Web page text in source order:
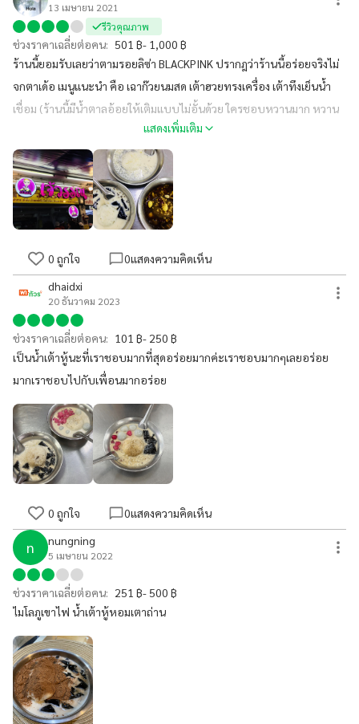
13 เมษายน 2021
รีวิวคุณภาพ
ช่วงราคาเฉลี่ยต่อคน: 501 ฿- 1,000 ฿
ร้านนี้ยอมรับเลยว่าตามรอยลิซ่า BLACKPINK ปรากฎว่าร้านนี้อร่อยจริงไม่
จกตาเด้อ เมนูแนะนำ คือ เฉาก๊วยนมสด เต้าฮวยทรงเครื่อง เต้าทึงเย็นน้ำ
เชื่อม (ร้านนี้มีน้ำตาลอ้อยให้เติมแบบไม่อั้นด้วย ใครชอบหวานมาก หวาน
น้อย หรือหว๊านหวานก็เติมได้ตามชอบ) และที่เด็ดที่สุดไปแล้วก็ต้องซื้อ
กลับบ้านคือ น้ำเต้าหู้เย็นแบบขวด คือดีมากก ทางร้านยังมีเมนูให้เลือกอีก
มากมาย ราคาร้านนี้อยู่ที่ประมาณ 12-150 บาท ร้านนี้มี Delivery ด้วยน๊าา
หากใครไม่อยากไปรอคิวใช้บริการได้ แต่บอกเลยถ้าได้ลองแล้วจะติดใจ มัน
คือดีย์มากกกก #แนะนำต้องไป
แสดงเพิ่มเติม
0 ถูกใจ 0แสดงความคิดเห็น
dhaidxi
20 ธันวาคม 2023
ช่วงราคาเฉลี่ยต่อคน: 101 ฿- 250 ฿
เป็นน้ำเต้าหู้นะที่เราชอบมากที่สุดอร่อยมากค่ะเราชอบมากๆเลยอร่อย
มากเราชอบไปกับเพื่อนมากอร่อย
0 ถูกใจ 0แสดงความคิดเห็น
n nungning
5 เมษายน 2022
ช่วงราคาเฉลี่ยต่อคน: 251 ฿- 500 ฿
ไมโลภูเขาไฟ น้ำเต้าหู้หอมเตาถ่าน